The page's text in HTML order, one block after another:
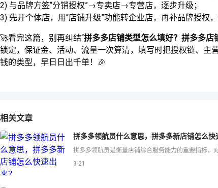
2) 与品牌方签“分销授权”→专卖店→专营店，逐步升级；
3) 先开个体店，用“店铺升级”功能转企业店，再补品牌授权
🚀看完这篇，别再纠结“拼多多店铺类型怎么填好？拼多多店
锁定，保证金、活动、流量一次算清，填写时把授权链、主
钱的类型，早日日出千单！🎉
相关文章
拼多多领航员什么意思，拼多多新店铺怎么快
3-21